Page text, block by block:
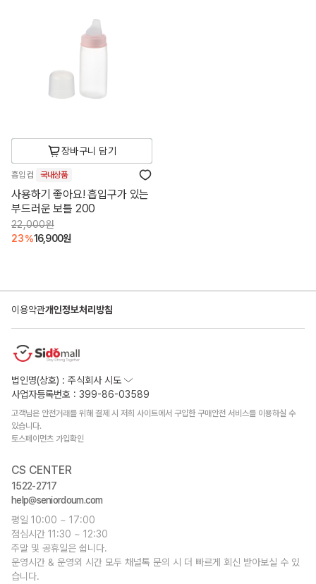
장바구니 담기
흡입 컵 국내상품
사용하기 좋아요! 흡입구가 있는
부드러운 보틀 200
22,000원
23%16,900원
이용약관개인정보처리방침
법인명(상호) : 주식회사 시도
사업자등록번호 : 399-86-03589
고객님은 안전거래를 위해 결제 시 저희 사이트에서 구입한 구매안전 서비스를 이용하실 수
있습니다.
토스페이먼츠 가입확인
CS CENTER
1522-2717
help@seniordoum.com
평일 10:00 ~ 17:00
점심시간 11:30 ~ 12:30
주말 및 공휴일은 쉽니다.
운영시간 & 운영외 시간 모두 채널톡 문의 시 더 빠르게 회신 받아보실 수 있
습니다.